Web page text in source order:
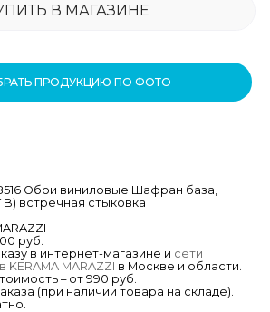
В МАГАЗИНЕ
ПРОДУКЦИЮ ПО ФОТО
Обои виниловые Шафран база,
B) встречная стыковка
руб.
в интернет-магазине и сети
MARAZZI в Москве и области.
– от 990 руб.
(при наличии товара на складе).